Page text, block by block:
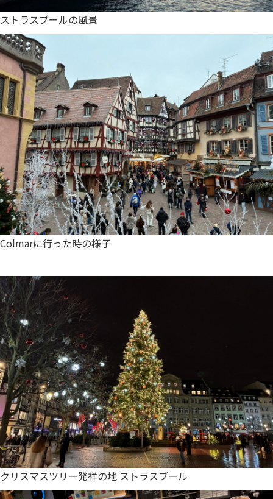
ストラスブールの風景
Colmarに行った時の様子
クリスマスツリー発祥の地 ストラスブール